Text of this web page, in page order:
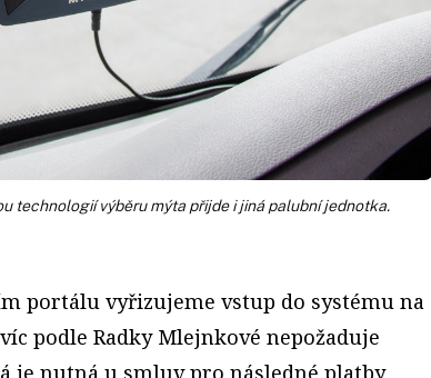
technologií výběru mýta přijde i jiná palubní jednotka.
portálu vyřizujeme vstup do systému na
podle Radky Mlejnkové nepožaduje
je nutná u smluv pro následné platby